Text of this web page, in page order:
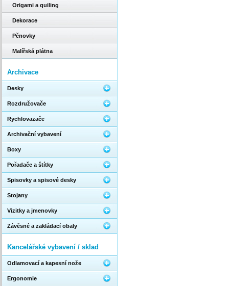
Origami a quiling
Dekorace
Pěnovky
Malířská plátna
Archivace
Desky
Rozdružovače
Rychlovazače
Archivační vybavení
Boxy
Pořadače a štítky
Spisovky a spisové desky
Stojany
Vizitky a jmenovky
Závěsné a zakládací obaly
Kancelářské vybavení / sklad
Odlamovací a kapesní nože
Ergonomie